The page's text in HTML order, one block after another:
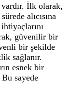
İlk olarak,
alıcısına
güvenilir bir
bir şekilde
sağlanır.
esnek bir
sayede